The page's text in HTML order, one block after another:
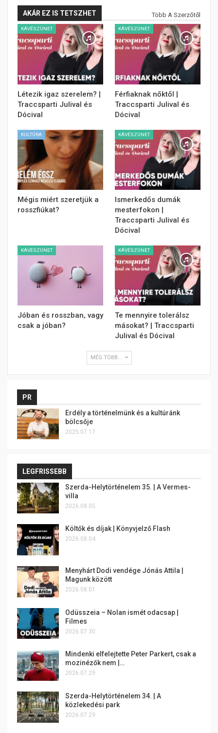
AKÁR EZ IS TETSZHET Több A Szerzőtől
KÁVÉSZÜNET
Létezik igaz szerelem? |
Traccsparti Julival és
Dócival
KÁVÉSZÜNET
Férfiaknak nőktől |
Traccsparti Julival és
Dócival
KULTÚRA
Mégis miért szeretjük a
rosszfiúkat?
KÁVÉSZÜNET
Ismerkedős dumák
mesterfokon |
Traccsparti Julival és
Dócival
KÁVÉSZÜNET
Jóban és rosszban, vagy
csak a jóban?
KÁVÉSZÜNET
Te mennyire tolerálsz
másokat? | Traccsparti
Julival és Dócival
MÉG TÖBB...
PR
Erdély a történelmünk és a kultúránk
bölcsője
2025.07.17.
LEGFRISSEBB
Szerda-Helytörténelem 35. | A Vermes-
villa
2026.08.05.
Költők és díjak | Könyvjelző Flash
2026.08.04.
Menyhárt Dodi vendége Jónás Attila |
Magunk között
2026.08.01.
Odüsszeia – Nolan ismét odacsap |
Filmes
2026.07.30.
Mindenki elfelejtette Peter Parkert, csak a
mozinézők nem |…
2026.07.29.
Szerda-Helytörténelem 34. | A
közlekedési park
2026.07.29.